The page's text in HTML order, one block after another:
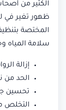
الكثير من
ظهور تغير في
المختصة
سلامة المياه
إزالة
الحد من
تحسين
التخلص